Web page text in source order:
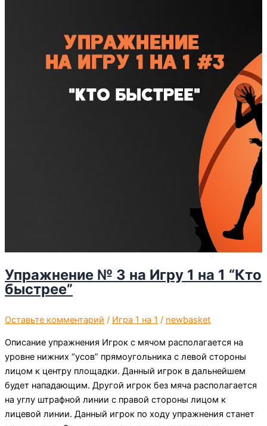
Упражнение № 3 на Игру 1 на 1 “Кто
быстрее”
Оставьте комментарий / Игра 1 на 1 / newbasket
Описание упражнения Игрок с мячом располагается на
уровне нижних “усов” прямоугольника с левой стороны
лицом к центру площадки. Данный игрок в дальнейшем
будет нападающим. Другой игрок без мяча располагается
на углу штрафной линии с правой стороны лицом к
лицевой линии. Данный игрок по ходу упражнения станет